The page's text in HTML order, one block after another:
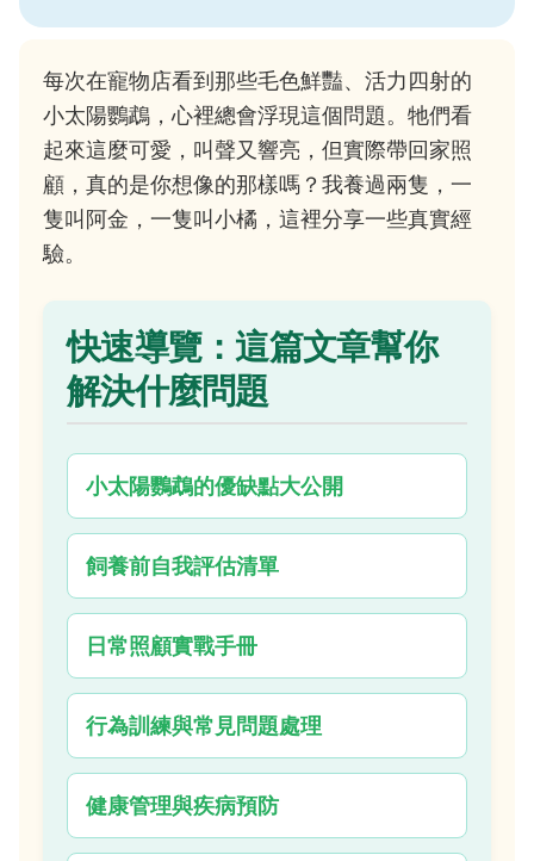
每次在寵物店看到那些毛色鮮豔、活力四射的
小太陽鸚鵡，心裡總會浮現這個問題。牠們看
起來這麼可愛，叫聲又響亮，但實際帶回家照
顧，真的是你想像的那樣嗎？我養過兩隻，一
隻叫阿金，一隻叫小橘，這裡分享一些真實經
驗。
快速導覽：這篇文章幫你
解決什麼問題
小太陽鸚鵡的優缺點大公開
飼養前自我評估清單
日常照顧實戰手冊
行為訓練與常見問題處理
健康管理與疾病預防